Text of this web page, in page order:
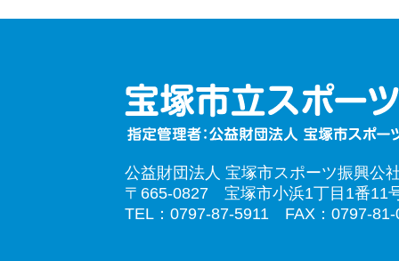
公益財団法人 宝塚市スポーツ振興公
〒665-0827 宝塚市小浜1丁目1番11
TEL：0797-87-5911 FAX：0797-81-